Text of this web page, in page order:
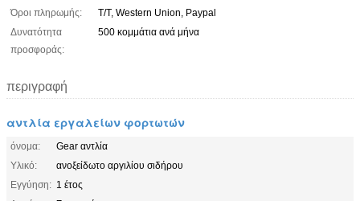
Όροι πληρωμής:
T/T, Western Union, Paypal
Δυνατότητα
προσφοράς:
500 κομμάτια ανά μήνα
περιγραφή
αντλία εργαλείων φορτωτών
όνομα:
Gear αντλία
Υλικό:
ανοξείδωτο αργιλίου σιδήρου
Εγγύηση: 1 έτος